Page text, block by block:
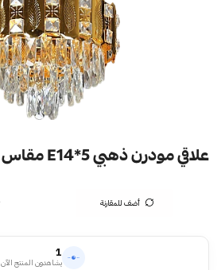
علاقي مودرن ذهبي E14*5 مقاس 400 ملم
أضف للمقارنة
1
يشاهدون المنتج الآن